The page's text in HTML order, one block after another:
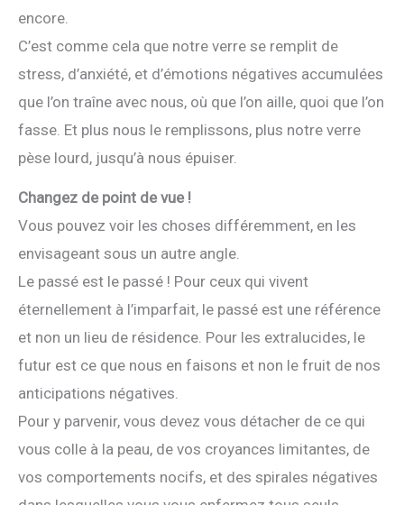
encore.
C’est comme cela que notre verre se remplit de
stress, d’anxiété, et d’émotions négatives accumulées
que l’on traîne avec nous, où que l’on aille, quoi que l’on
fasse. Et plus nous le remplissons, plus notre verre
pèse lourd, jusqu’à nous épuiser.
Changez de point de vue !
Vous pouvez voir les choses différemment, en les
envisageant sous un autre angle.
Le passé est le passé ! Pour ceux qui vivent
éternellement à l’imparfait, le passé est une référence
et non un lieu de résidence. Pour les extralucides, le
futur est ce que nous en faisons et non le fruit de nos
anticipations négatives.
Pour y parvenir, vous devez vous détacher de ce qui
vous colle à la peau, de vos croyances limitantes, de
vos comportements nocifs, et des spirales négatives